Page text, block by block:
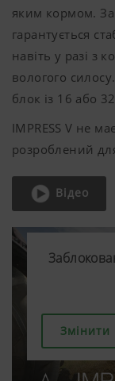
яким кормом.
гарантується
навіть у разі з
вологого
блок із 16 або
IMPRESS V не
розроблений
Відео
Змінити
Змінити
Змінити